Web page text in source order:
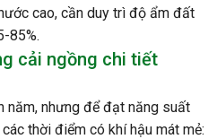
cao, cần duy trì độ ẩm đất
85%.
cải ngồng chi tiết
năm, nhưng để đạt năng suất
thời điểm có khí hậu mát mẻ: